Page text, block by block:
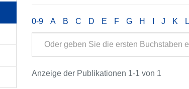
0-9 A B C D E F G H J K L
Anzeige der Publikationen 1-1 von 1